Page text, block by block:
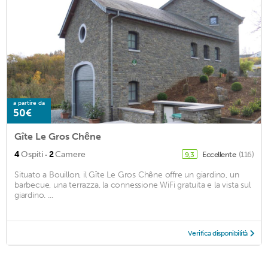
a partire da
50€
Gîte Le Gros Chêne
4Ospiti · 2Camere 9,3 Eccellente (116)
Situato a Bouillon, il Gîte Le Gros Chêne offre un giardino, un
barbecue, una terrazza, la connessione WiFi gratuita e la vista sul
giardino. ...
Verifica disponibilità